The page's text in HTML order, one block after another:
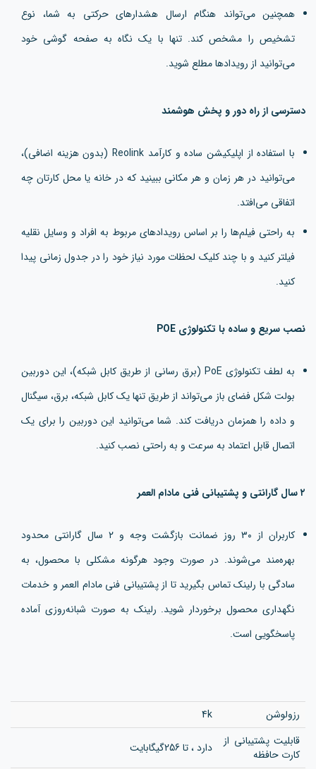
همچنین می‌تواند هنگام ارسال هشدارهای حرکتی به شما، نوع
تشخیص را مشخص کند. تنها با یک نگاه به صفحه گوشی خود
می‌توانید از رویدادها مطلع شوید.
دسترسی از راه دور و پخش هوشمند
با استفاده از اپلیکیشن ساده و کارآمد Reolink (بدون هزینه اضافی)،
می‌توانید در هر زمان و هر مکانی ببینید که در خانه یا محل کارتان چه
اتفاقی می‌افتد.
به راحتی فیلم‌ها را بر اساس رویدادهای مربوط به افراد و وسایل نقلیه
فیلتر کنید و با چند کلیک لحظات مورد نیاز خود را در جدول زمانی پیدا
کنید.
نصب سریع و ساده با تکنولوژی POE
به لطف تکنولوژی PoE (برق رسانی از طریق کابل شبکه)، این دوربین
بولت شکل فضای باز می‌تواند از طریق تنها یک کابل شبکه، برق، سیگنال
و داده را همزمان دریافت کند. شما می‌توانید این دوربین را برای یک
اتصال قابل اعتماد به سرعت و به راحتی نصب کنید.
۲ سال گارانتی و پشتیبانی فنی مادام العمر
کاربران از ۳۰ روز ضمانت بازگشت وجه و ۲ سال گارانتی محدود
بهره‌مند می‌شوند. در صورت وجود هرگونه مشکلی با محصول، به
سادگی با رلینک تماس بگیرید تا از پشتیبانی فنی مادام العمر و خدمات
نگهداری محصول برخوردار شوید. رلینک به صورت شبانه‌روزی آماده
پاسخگویی است.
رزولوشن
4k
قابلیت پشتیبانی از
کارت حافظه
دارد ، تا 256گیگابایت